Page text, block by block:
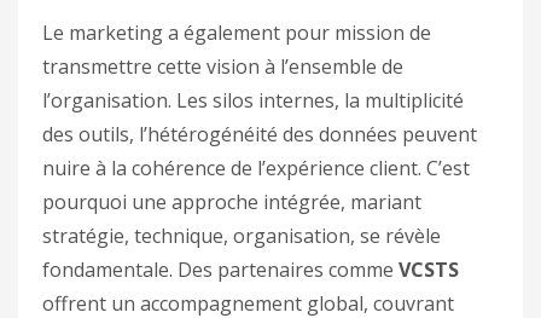
Le marketing a également pour mission de
transmettre cette vision à l’ensemble de
l’organisation. Les silos internes, la multiplicité
des outils, l’hétérogénéité des données peuvent
nuire à la cohérence de l’expérience client. C’est
pourquoi une approche intégrée, mariant
stratégie, technique, organisation, se révèle
fondamentale. Des partenaires comme VCSTS
offrent un accompagnement global, couvrant